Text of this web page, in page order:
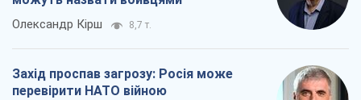
Олександр Кірш 8,7 т.
Захід проспав загрозу: Росія може
перевірити НАТО війною